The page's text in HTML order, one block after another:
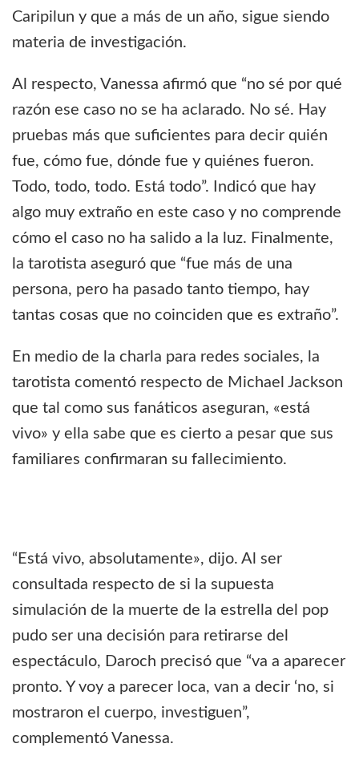
Caripilun y que a más de un año, sigue siendo
materia de investigación.
Al respecto, Vanessa afirmó que “no sé por qué
razón ese caso no se ha aclarado. No sé. Hay
pruebas más que suficientes para decir quién
fue, cómo fue, dónde fue y quiénes fueron.
Todo, todo, todo. Está todo”. Indicó que hay
algo muy extraño en este caso y no comprende
cómo el caso no ha salido a la luz. Finalmente,
la tarotista aseguró que “fue más de una
persona, pero ha pasado tanto tiempo, hay
tantas cosas que no coinciden que es extraño”.
En medio de la charla para redes sociales, la
tarotista comentó respecto de Michael Jackson
que tal como sus fanáticos aseguran, «está
vivo» y ella sabe que es cierto a pesar que sus
familiares confirmaran su fallecimiento.
“Está vivo, absolutamente», dijo. Al ser
consultada respecto de si la supuesta
simulación de la muerte de la estrella del pop
pudo ser una decisión para retirarse del
espectáculo, Daroch precisó que “va a aparecer
pronto. Y voy a parecer loca, van a decir ‘no, si
mostraron el cuerpo, investiguen”,
complementó Vanessa.